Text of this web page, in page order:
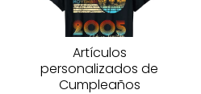
Artículos
personalizados de
Cumpleaños